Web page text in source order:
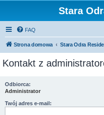
Stara
FAQ
Strona domowa Stara Odra
Kontakt z
Odbiorca:
Administrator
Twój adres e-mail: